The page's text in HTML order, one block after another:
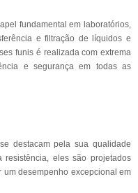
fundamental em laboratórios,
e filtração de líquidos e
funis é realizada com extrema
e segurança em todas as
destacam pela sua qualidade
resistência, eles são projetados
desempenho excepcional em